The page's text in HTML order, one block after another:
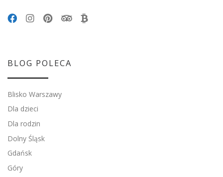
BLOG POLECA
Blisko Warszawy
Dla dzieci
Dla rodzin
Dolny Śląsk
Gdańsk
Góry